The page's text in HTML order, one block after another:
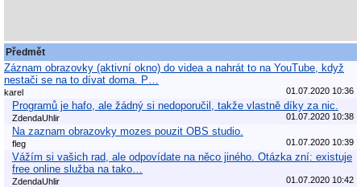
Předmět
Záznam obrazovky (aktivní okno) do videa a nahrát to na YouTube, když
nestači se na to dívat doma. P…
karel 01.07.2020 10:36
Programů je hafo, ale žádný si nedoporučil, takže vlastně díky za nic.
ZdendaUhlir 01.07.2020 10:38
Na zaznam obrazovky mozes pouzit OBS studio.
fleg 01.07.2020 10:39
Vážím si vašich rad, ale odpovídate na něco jiného. Otázka zní: existuje
free online služba na tako…
ZdendaUhlir 01.07.2020 10:42